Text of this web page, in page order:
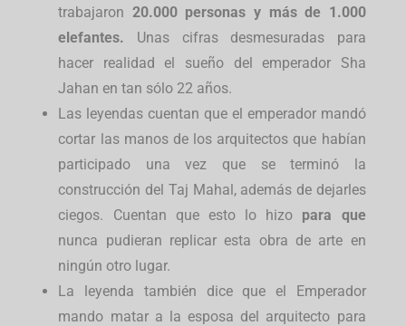
trabajaron 20.000 personas y más de 1.000
elefantes. Unas cifras desmesuradas para
hacer realidad el sueño del emperador Sha
Jahan en tan sólo 22 años.
Las leyendas cuentan que el emperador mandó
cortar las manos de los arquitectos que habían
participado una vez que se terminó la
construcción del Taj Mahal, además de dejarles
ciegos. Cuentan que esto lo hizo para que
nunca pudieran replicar esta obra de arte en
ningún otro lugar.
La leyenda también dice que el Emperador
mando matar a la esposa del arquitecto para